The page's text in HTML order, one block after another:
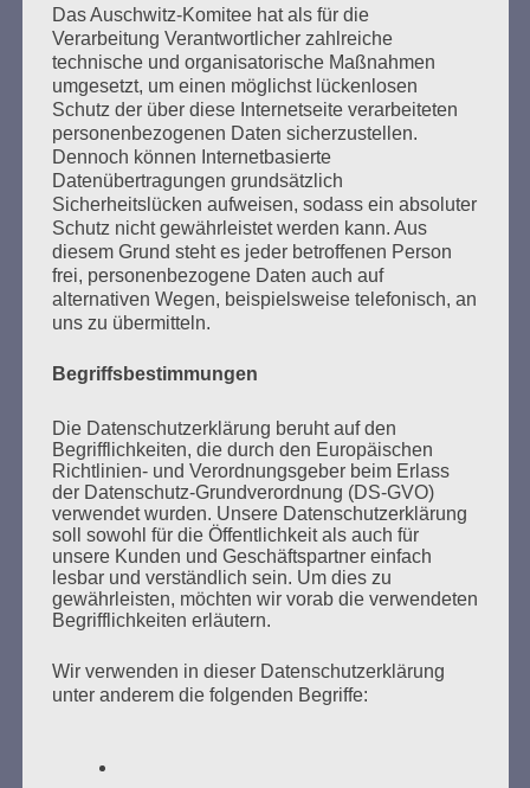
Beiträge
Ich appelliere an alle Menschen:
Bitte, bitte schweigt nicht
wenn ihr Unrecht seht.
Esther Bejarano
SUCHEN
NACH:
MARATHONLESUNG AUS DEN
VERBRANNTEN BÜCHERN
Das Auschwitz-Komitee hat als für die
Verarbeitung Verantwortlicher zahlreiche
technische und organisatorische Maßnahmen
umgesetzt, um einen möglichst lückenlosen
Schutz der über diese Internetseite verarbeiteten
personenbezogenen Daten sicherzustellen.
Dennoch können Internetbasierte
Datenübertragungen grundsätzlich
Sicherheitslücken aufweisen, sodass ein absoluter
Schutz nicht gewährleistet werden kann. Aus
diesem Grund steht es jeder betroffenen Person
frei, personenbezogene Daten auch auf
alternativen Wegen, beispielsweise telefonisch, an
uns zu übermitteln.
Begriffsbestimmungen
Die Datenschutzerklärung beruht auf den
Begrifflichkeiten, die durch den Europäischen
Richtlinien- und Verordnungsgeber beim Erlass
der Datenschutz-Grundverordnung (DS-GVO)
verwendet wurden. Unsere Datenschutzerklärung
soll sowohl für die Öffentlichkeit als auch für
unsere Kunden und Geschäftspartner einfach
lesbar und verständlich sein. Um dies zu
gewährleisten, möchten wir vorab die verwendeten
Begrifflichkeiten erläutern.
Wir verwenden in dieser Datenschutzerklärung
unter anderem die folgenden Begriffe: